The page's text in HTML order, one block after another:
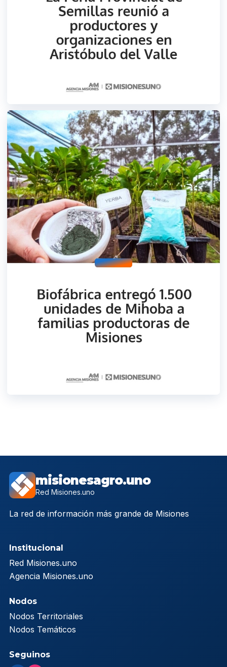
misionesagro.uno
Red Misiones.uno
La red de información más grande de Misiones
Institucional
Red Misiones.uno
Agencia Misiones.uno
Nodos
Nodos Territoriales
Nodos Temáticos
Seguinos